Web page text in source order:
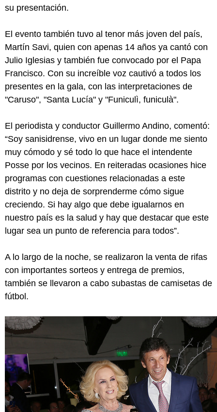
su presentación.
El evento también tuvo al tenor más joven del país,
Martín Savi, quien con apenas 14 años ya cantó con
Julio Iglesias y también fue convocado por el Papa
Francisco. Con su increíble voz cautivó a todos los
presentes en la gala, con las interpretaciones de
"Caruso", "Santa Lucía" y "Funiculì, funiculà".
El periodista y conductor Guillermo Andino, comentó:
“Soy sanisidrense, vivo en un lugar donde me siento
muy cómodo y sé todo lo que hace el intendente
Posse por los vecinos. En reiteradas ocasiones hice
programas con cuestiones relacionadas a este
distrito y no deja de sorprenderme cómo sigue
creciendo. Si hay algo que debe igualarnos en
nuestro país es la salud y hay que destacar que este
lugar sea un punto de referencia para todos”.
A lo largo de la noche, se realizaron la venta de rifas
con importantes sorteos y entrega de premios,
también se llevaron a cabo subastas de camisetas de
fútbol.